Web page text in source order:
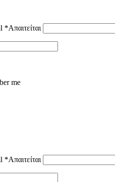
*Απαιτείται
me
*Απαιτείται